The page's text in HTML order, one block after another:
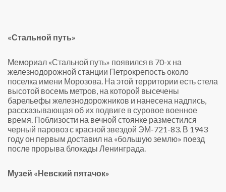
«Стальной путь»
Мемориал «Стальной путь» появился в 70-х на
железнодорожной станции Петрокрепость около
поселка имени Морозова. На этой территории есть стела
высотой восемь метров, на которой высечены
барельефы железнодорожников и нанесена надпись,
рассказывающая об их подвиге в суровое военное
время. Поблизости на вечной стоянке разместился
черный паровоз с красной звездой ЭМ-721-83. В 1943
году он первым доставил на «большую землю» поезд
после прорыва блокады Ленинграда.
Музей «Невский пятачок»